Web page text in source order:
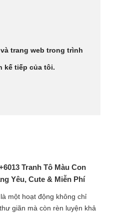
trang web trong trình
kế tiếp của tôi.
Tranh Tô Màu Con
Yêu, Cute & Miễn Phí
một hoạt động không chỉ
giãn mà còn rèn luyện khả